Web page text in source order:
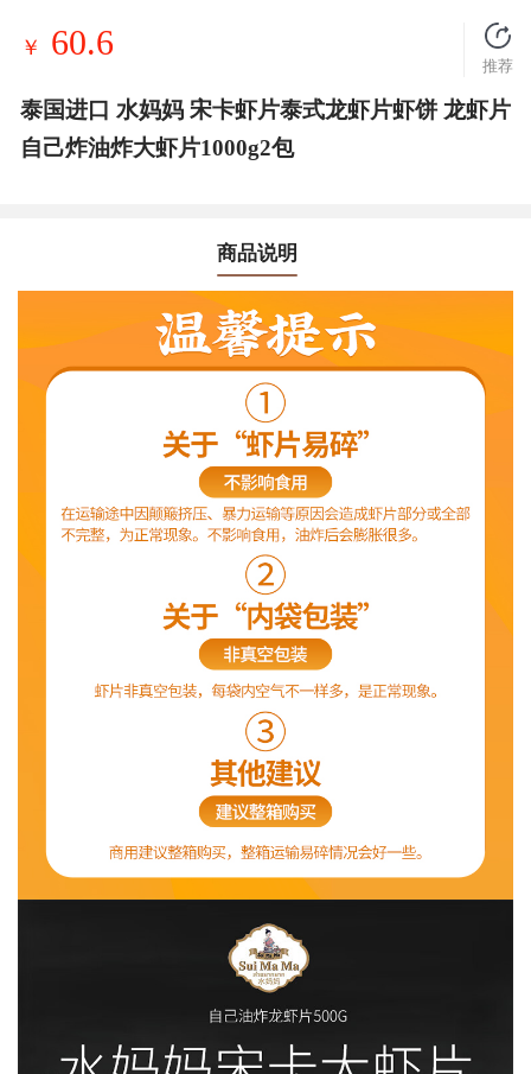
￥ 60.6
推荐
泰国进口 水妈妈 宋卡虾片泰式龙虾片虾饼 龙虾片
自己炸油炸大虾片1000g2包
商品说明